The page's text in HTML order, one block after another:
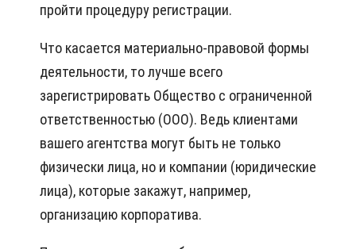
пройти процедуру регистрации.
Что касается материально-правовой формы
деятельности, то лучше всего
зарегистрировать Общество с ограниченной
ответственностью (ООО). Ведь клиентами
вашего агентства могут быть не только
физически лица, но и компании (юридические
лица), которые закажут, например,
организацию корпоратива.